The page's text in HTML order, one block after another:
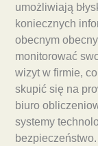
umożliwiają
koniecznych
obecnym
monitorować
wizyt w firmie,
skupić się na
biuro
systemy